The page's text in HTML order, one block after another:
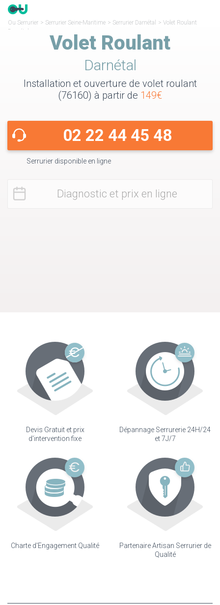
Ou Serrurier > Serrurier Seine-Maritime > Serrurier Darnétal > Volet Roulant
Darnétal
Volet Roulant
Darnétal
Installation et ouverture de volet roulant
(76160) à partir de 149€
02 22 44 45 48
Serrurier disponible en ligne
Diagnostic et prix en ligne
Devis Gratuit et prix
d'intervention fixe
Dépannage Serrurerie 24H/24
et 7J/7
Charte d'Engagement Qualité
Partenaire Artisan Serrurier de
Qualité